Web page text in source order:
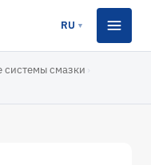
RU ▼
системы смазки